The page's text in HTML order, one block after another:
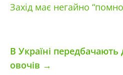
Захід має негайно
В Україні
овочів →